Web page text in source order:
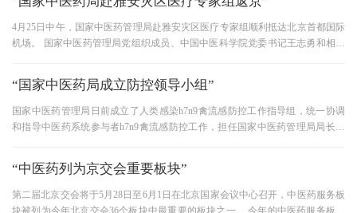
4月25日中午，国家中医药管理局赴雅安灾区医疗专家组顺利抵达北京首都国际
机场。 国家中医药管理局党组织成员、中国中医科学院党委书记王志勇和相关
“国家中医药局成立防控领导小组”
国家中医药管理局日前成立了人类感染h7n9禽流感防控工作指导组，统一协调
和指导中医药系统参与者h7n9禽流感防控工作，担任国家中医药管理局局长王
“中医药列为京交会重要板块”
第二届北京交会将于5月28日至6月1日在北京国家会议中心召开，中医药服务板
块被列为今年北京交会36个板块中最重要的板块之一。 今年的中医药服务板块